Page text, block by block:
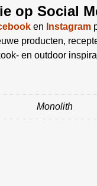
op Social
en Instagram
producten,
en outdoor
Monolith